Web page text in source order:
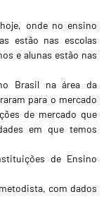
onde no ensino
estão nas escolas
e alunas estão nas
Brasil na área da
para o mercado
de mercado que
em que temos
de Ensino
com dados